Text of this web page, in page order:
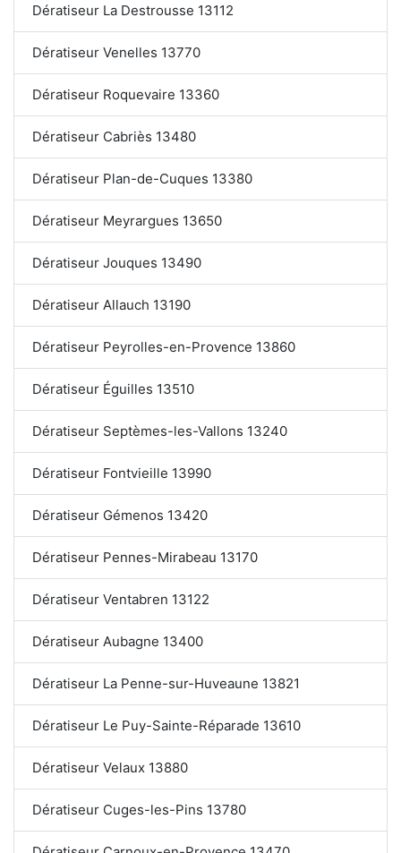
Dératiseur La Destrousse 13112
Dératiseur Venelles 13770
Dératiseur Roquevaire 13360
Dératiseur Cabriès 13480
Dératiseur Plan-de-Cuques 13380
Dératiseur Meyrargues 13650
Dératiseur Jouques 13490
Dératiseur Allauch 13190
Dératiseur Peyrolles-en-Provence 13860
Dératiseur Éguilles 13510
Dératiseur Septèmes-les-Vallons 13240
Dératiseur Fontvieille 13990
Dératiseur Gémenos 13420
Dératiseur Pennes-Mirabeau 13170
Dératiseur Ventabren 13122
Dératiseur Aubagne 13400
Dératiseur La Penne-sur-Huveaune 13821
Dératiseur Le Puy-Sainte-Réparade 13610
Dératiseur Velaux 13880
Dératiseur Cuges-les-Pins 13780